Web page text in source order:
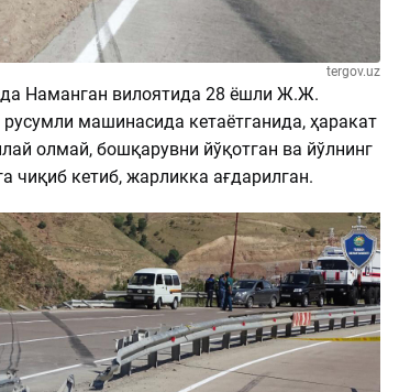
tergov.uz
Наманган вилоятида 28 ёшли Ж.Ж.
машинасида кетаётганида, ҳаракат
олмай, бошқарувни йўқотган ва йўлнинг
чиқиб кетиб, жарликка ағдарилган.